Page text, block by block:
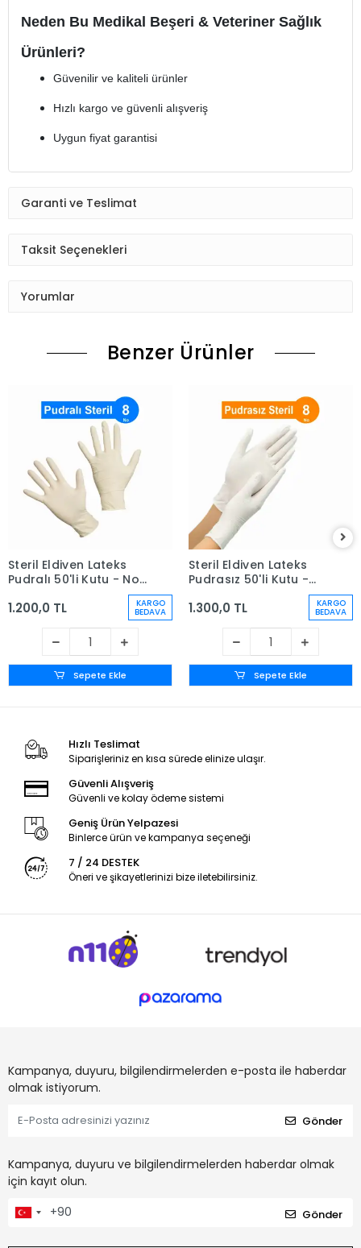
Neden Bu Medikal Beşeri & Veteriner Sağlık
Ürünleri?
Güvenilir ve kaliteli ürünler
Hızlı kargo ve güvenli alışveriş
Uygun fiyat garantisi
Garanti ve Teslimat
Taksit Seçenekleri
Yorumlar
Benzer Ürünler
Steril Eldiven Lateks
Pudralı 50'li Kutu - No:
1.200,0 TL KARGO
BEDAVA
Sepete Ekle
Steril Eldiven Lateks
Pudrasız 50'li Kutu -
1.300,0 TL KARGO
BEDAVA
Sepete Ekle
Hızlı Teslimat
Siparişleriniz en kısa sürede elinize ulaşır.
Güvenli Alışveriş
Güvenli ve kolay ödeme sistemi
Geniş Ürün Yelpazesi
Binlerce ürün ve kampanya seçeneği
7 / 24 DESTEK
Öneri ve şikayetlerinizi bize iletebilirsiniz.
Kampanya, duyuru, bilgilendirmelerden e-posta ile haberdar
olmak istiyorum.
Gönder
Kampanya, duyuru ve bilgilendirmelerden haberdar olmak
için kayıt olun.
Gönder